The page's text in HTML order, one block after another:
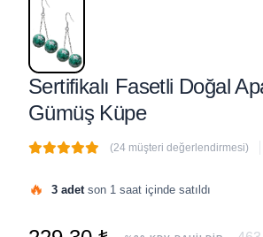
Sertifikalı Fasetli Doğal
Gümüş Küpe
(24 müşteri değerlendirmesi)
🔥 3 adet son 1 saat içinde satıldı